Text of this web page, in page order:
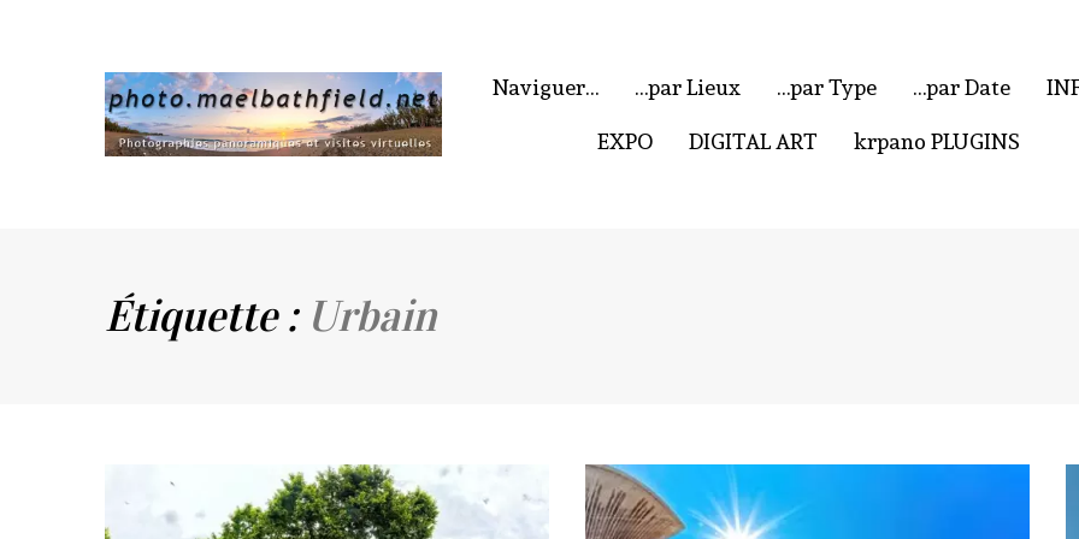
Naviguer… …par Lieux …par Type …par Date
EXPO
DIGITAL ART krpano PLUGINS
Étiquette : Urbain